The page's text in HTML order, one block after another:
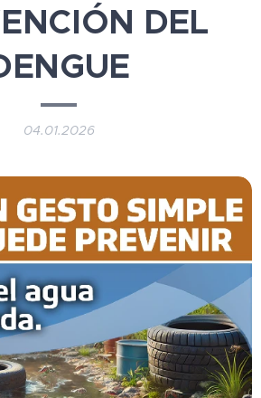
DEL
04.01.2026